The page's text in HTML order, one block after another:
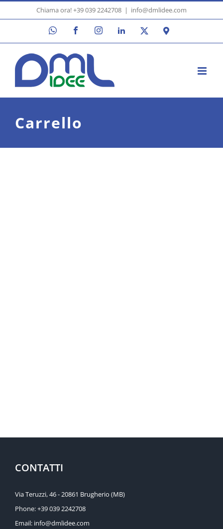
to
Chiama ora! +39 039 2242708 | info@dmlidee.com
WhatsAppFacebookInstagramLinkedIn
Google
Carrello
CONTATTI
Via Teruzzi, 46 - 20861 Brugherio (MB)
Phone:+39 039 2242708
Email: info@dmlidee.com